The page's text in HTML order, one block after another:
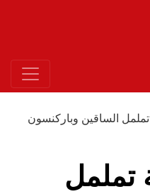
تململ الساقين وباركنسون
تململ